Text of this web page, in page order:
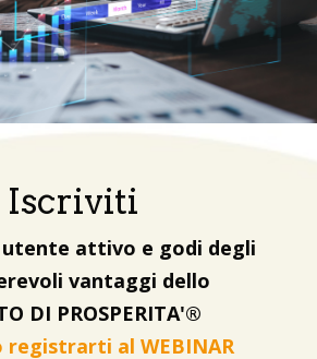
Iscriviti
utente attivo e godi degli
vantaggi dello
DI PROSPERITA'®
registrarti al WEBINAR